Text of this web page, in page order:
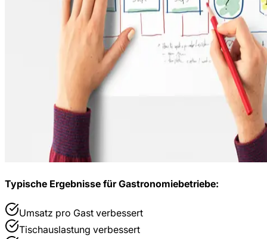
Typische Ergebnisse fürGastronomiebetriebe:
Umsatz pro Gast verbessert
Tischauslastung verbessert